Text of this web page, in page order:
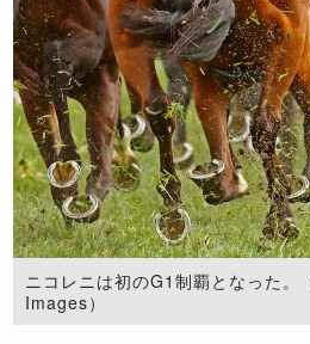
ニコレニは初のG1制覇となった
Images）